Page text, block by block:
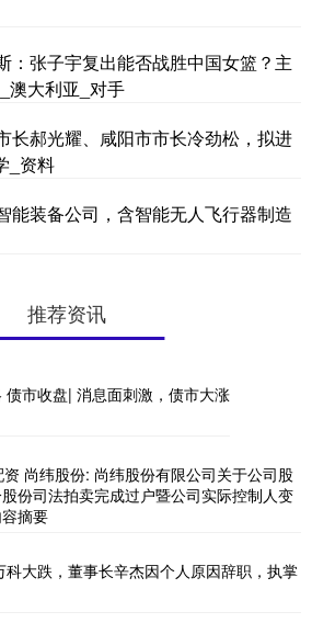
：张子宇复出能否战胜中国女篮？主
澳大利亚_对手
长郝光耀、咸阳市市长冷劲松，拟进
_资料
能装备公司，含智能无人飞行器制造
推荐资讯
债市收盘| 消息面刺激，债市大涨
尚纬股份: 尚纬股份有限公司关于公司股
份司法拍卖完成过户暨公司实际控制人变
摘要
科大跌，董事长辛杰因个人原因辞职，执掌